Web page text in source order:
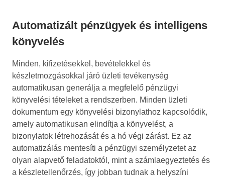
Automatizált pénzügyek és intelligens
könyvelés
Minden, kifizetésekkel, bevételekkel és
készletmozgásokkal járó üzleti tevékenység
automatikusan generálja a megfelelő pénzügyi
könyvelési tételeket a rendszerben. Minden üzleti
dokumentum egy könyvelési bizonylathoz kapcsolódik,
amely automatikusan elindítja a könyvelést, a
bizonylatok létrehozását és a hó végi zárást. Ez az
automatizálás mentesíti a pénzügyi személyzetet az
olyan alapvető feladatoktól, mint a számlaegyeztetés és
a készletellenőrzés, így jobban tudnak a helyszíni